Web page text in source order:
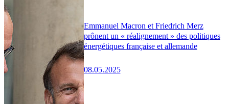
Emmanuel Macron et Friedrich Merz
prônent un « réalignement » des politiques
énergétiques française et allemande
08.05.2025